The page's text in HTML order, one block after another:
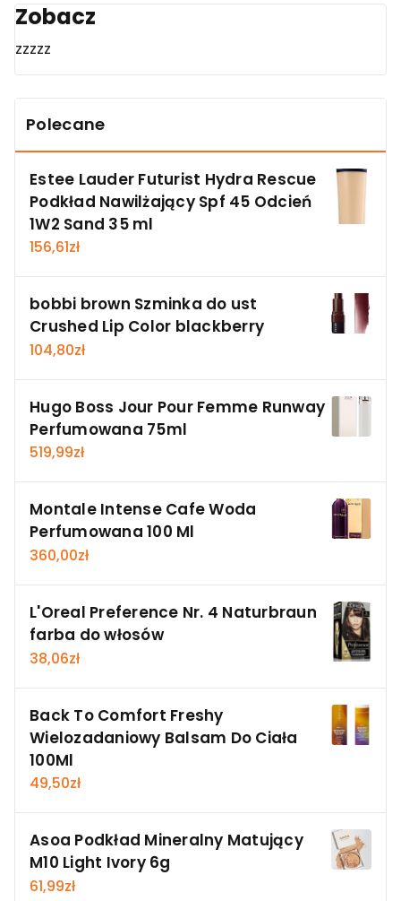
Zobacz
zzzzz
Polecane
Estee Lauder Futurist Hydra Rescue
Podkład Nawilżający Spf 45 Odcień
1W2 Sand 35 ml
156,61zł
bobbi brown Szminka do ust
Crushed Lip Color blackberry
104,80zł
Hugo Boss Jour Pour Femme Runway
Perfumowana 75ml
519,99zł
Montale Intense Cafe Woda
Perfumowana 100 Ml
360,00zł
L'Oreal Preference Nr. 4 Naturbraun
farba do włosów
38,06zł
Back To Comfort Freshy
Wielozadaniowy Balsam Do Ciała
100Ml
49,50zł
Asoa Podkład Mineralny Matujący
M10 Light Ivory 6g
61,99zł